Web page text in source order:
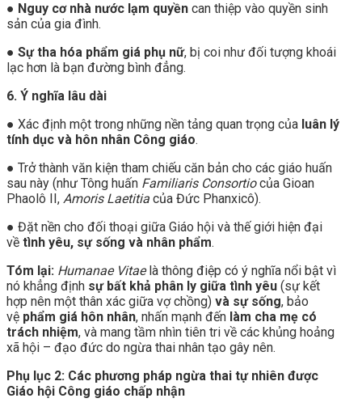
● Nguy cơ nhà nước lạm quyền can thiệp vào quyền sinh
sản của gia đình.
● Sự tha hóa phẩm giá phụ nữ, bị coi như đối tượng khoái
lạc hơn là bạn đường bình đẳng.
6. Ý nghĩa lâu dài
● Xác định một trong những nền tảng quan trọng của luân lý
tính dục và hôn nhân Công giáo.
● Trở thành văn kiện tham chiếu căn bản cho các giáo huấn
sau này (như Tông huấn Familiaris Consortiocủa Gioan
Phaolô II, Amoris Laetitia của Đức Phanxicô).
● Đặt nền cho đối thoại giữa Giáo hội và thế giới hiện đại
về tình yêu, sự sống và nhân phẩm.
Tóm lại: Humanae Vitaelà thông điệp có ý nghĩa nổi bật vì
nó khẳng định sự bất khả phân ly giữa tình yêu (sự kết
hợp nên một thân xác giữa vợ chồng) và sự sống, bảo
vệ phẩm giá hôn nhân, nhấn mạnh đến làm cha mẹ có
trách nhiệm, và mang tầm nhìn tiên tri về các khủng hoảng
xã hội – đạo đức do ngừa thai nhân tạo gây nên.
Phụ lục 2: Các phương pháp ngừa thai tự nhiên được
Giáo hội Công giáo chấp nhận